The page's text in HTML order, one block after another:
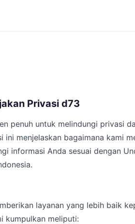
Privasi d73
penuh untuk melindungi privasi
menjelaskan bagaimana kami
informasi Anda sesuai dengan
layanan yang lebih baik
kumpulkan meliputi: